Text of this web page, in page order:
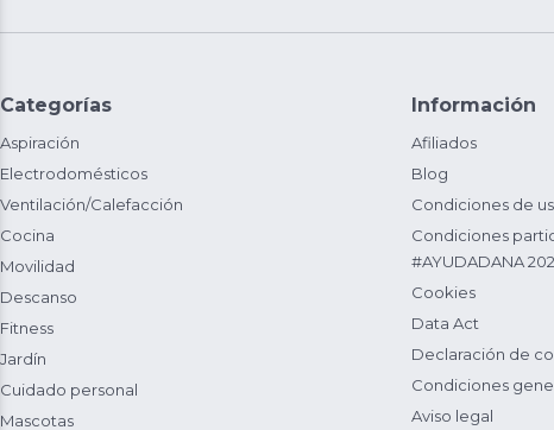
Categorías
Aspiración
Electrodomésticos
Ventilación/Calefacción
Cocina
Movilidad
Descanso
Fitness
Jardín
Cuidado personal
Mascotas
Información
Afiliados
Blog
Condiciones de
Condiciones
#AYUDADANA
Cookies
Data Act
Declaración de
Condiciones
Aviso legal